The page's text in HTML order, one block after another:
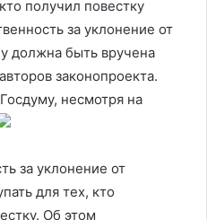
получил повестку
за уклонение от
должна быть вручена
законопроекта.
несмотря на
за уклонение от
для тех, кто
Об этом